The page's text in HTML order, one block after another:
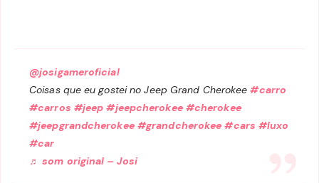
@josigameroficial
Coisas que eu gostei no Jeep Grand Cherokee#carro
#carros #jeep #jeepcherokee #cherokee
#jeepgrandcherokee #grandcherokee #cars #luxo
#car
♬ som original – Josi